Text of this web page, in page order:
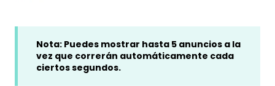
Nota: Puedes mostrar hasta 5 anuncios a la
vez que correrán automáticamente cada
ciertos segundos.